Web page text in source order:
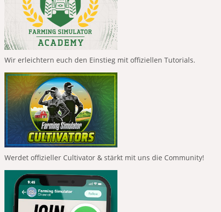
Wir erleichtern euch den Einstieg mit offiziellen Tutorials.
Werdet offizieller Cultivator & stärkt mit uns die Community!